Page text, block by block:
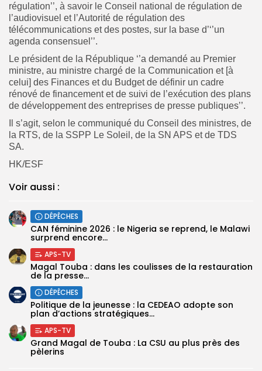
régulation’’, à savoir le Conseil national de régulation de
l’audiovisuel et l’Autorité de régulation des
télécommunications et des postes, sur la base d’‘’un
agenda consensuel’’.
Le président de la République ‘’a demandé au Premier
ministre, au ministre chargé de la Communication et [à
celui] des Finances et du Budget de définir un cadre
rénové de financement et de suivi de l’exécution des plans
de développement des entreprises de presse publiques’’.
Il s’agit, selon le communiqué du Conseil des ministres, de
la RTS, de la SSPP Le Soleil, de la SN APS et de TDS
SA.
HK/ESF
Voir aussi :
DÉPÊCHES
‎CAN féminine 2026 : le Nigeria se reprend, le Malawi
surprend encore...
APS-TV
Magal Touba : dans les coulisses de la restauration
de la presse...
DÉPÊCHES
Politique de la jeunesse : la CEDEAO adopte son
plan d’actions stratégiques...
APS-TV
Grand Magal de Touba : La CSU au plus près des
pèlerins